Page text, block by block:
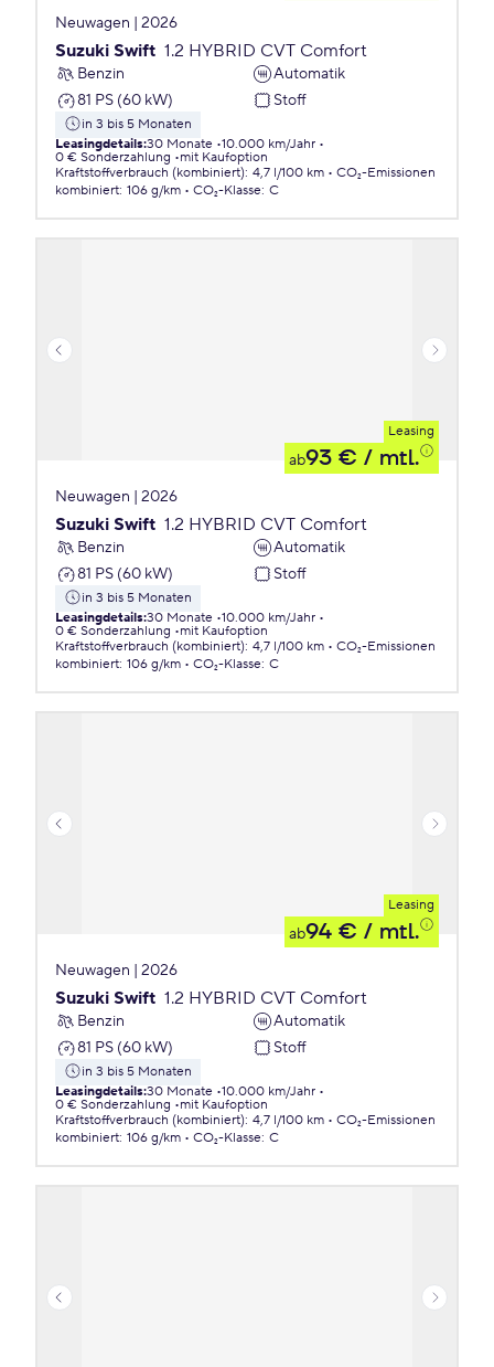
Neuwagen | 2026
Suzuki Swift 1.2 HYBRID CVT Comfort
Benzin
Automatik
81 PS (60 kW)
Stoff
in 3 bis 5 Monaten
Leasingdetails:30 Monate 10.000 km/Jahr
0 € Sonderzahlung
mit Kaufoption
Kraftstoffverbrauch (kombiniert): 4,7 l/100 km
CO₂-Emissionen
kombiniert: 106 g/km CO₂-Klasse: C
Leasing
ab93 € / mtl.
Neuwagen | 2026
Suzuki Swift 1.2 HYBRID CVT Comfort
Benzin
Automatik
81 PS (60 kW)
Stoff
in 3 bis 5 Monaten
Leasingdetails:30 Monate 10.000 km/Jahr
0 € Sonderzahlung
mit Kaufoption
Kraftstoffverbrauch (kombiniert): 4,7 l/100 km
CO₂-Emissionen
kombiniert: 106 g/km CO₂-Klasse: C
Leasing
ab94 € / mtl.
Neuwagen | 2026
Suzuki Swift 1.2 HYBRID CVT Comfort
Benzin
Automatik
81 PS (60 kW)
Stoff
in 3 bis 5 Monaten
Leasingdetails:30 Monate 10.000 km/Jahr
0 € Sonderzahlung
mit Kaufoption
Kraftstoffverbrauch (kombiniert): 4,7 l/100 km
CO₂-Emissionen
kombiniert: 106 g/km CO₂-Klasse: C